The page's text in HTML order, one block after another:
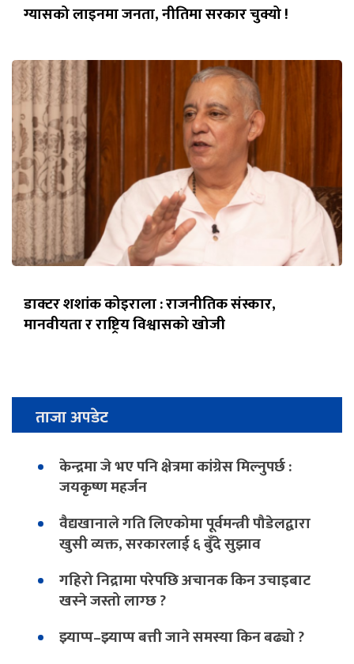
ग्यासको लाइनमा जनता, नीतिमा सरकार चुक्यो !
डाक्टर शशांक कोइराला : राजनीतिक संस्कार,
मानवीयता र राष्ट्रिय विश्वासको खोजी
ताजा अपडेट
केन्द्रमा जे भए पनि क्षेत्रमा कांग्रेस मिल्नुपर्छ :
जयकृष्ण महर्जन
वैद्यखानाले गति लिएकोमा पूर्वमन्त्री पौडेलद्वारा
खुसी व्यक्त, सरकारलाई ६ बुँदे सुझाव
गहिरो निद्रामा परेपछि अचानक किन उचाइबाट
खस्ने जस्तो लाग्छ ?
झ्याप्प–झ्याप्प बत्ती जाने समस्या किन बढ्यो ?